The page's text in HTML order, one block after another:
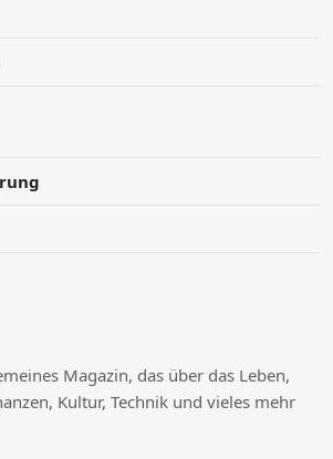
Magazin, das über das Leben,
Kultur, Technik und vieles mehr